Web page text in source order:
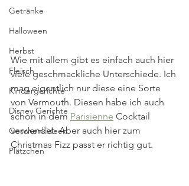
Getränke
Halloween
Herbst
Fleisch
Kindergerichte
Disney Gerichte
Geschenkideen
Plätzchen
Wie mit allem gibt es einfach auch hier
viele geschmackliche Unterschiede. Ich
mag eigentlich nur diese eine Sorte
von Vermouth. Diesen habe ich auch
schon in dem Parisienne Cocktail
verwendet. Aber auch hier zum
Christmas Fizz passt er richtig gut.